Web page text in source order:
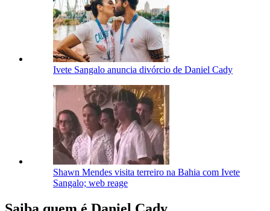
Ivete Sangalo anuncia divórcio de Daniel Cady
Shawn Mendes visita terreiro na Bahia com Ivete
Sangalo; web reage